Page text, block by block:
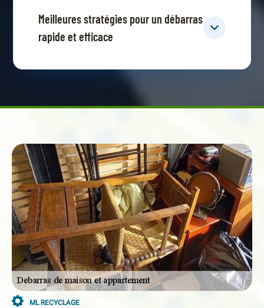
Meilleures stratégies pour un débarras
rapide et efficace
ML RECYCLAGE